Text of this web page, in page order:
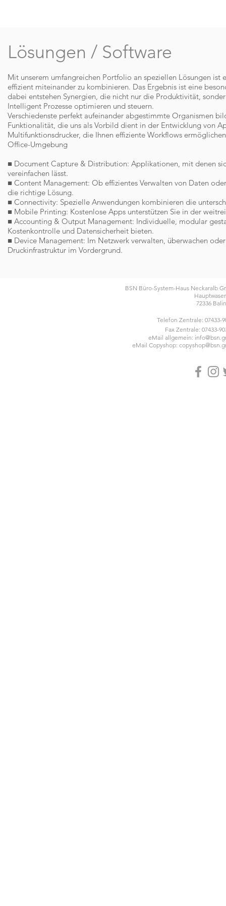
Lösungen / Software
Mit unserem umfangreichen Portfolio an speziellen Lösungen
effizient miteinander zu kombinieren. Das Ergebnis ist eine
dabei entstehen Synergien, die nicht nur die Produktivität,
Intelligent Prozesse optimieren und steuern.
Verschiedenste perfekt aufeinander abgestimmte Organismen
Funktionalität, die uns als Vorbild dient in der Entwicklung von
Multifunktionsdrucker, die Ihnen effiziente Workflows
Office-Umgebung
■ Document Capture & Distribution: Applikationen, mit denen
vereinfachen lässt.
■ Content Management: Ob effizientes Verwalten von Daten
die richtige Lösung.
■ Connectivity: Spezielle Anwendungen kombinieren die
■ Mobile Printing: Kostenlose Apps unterstützen Sie in der
■ Accounting & Output Management: Individuelle, modular
Kostenkontrolle und Datensicherheit bieten.
■ Device Management: Im Netzwerk verwalten, überwachen
Druckinfrastruktur im Vordergrund.
BSN Büro-System-Haus Neckaralb
72336
Telefon Zentrale: 07433-
Fax Zentrale: 07433-
eMail allgemein:
eMail Copyshop: